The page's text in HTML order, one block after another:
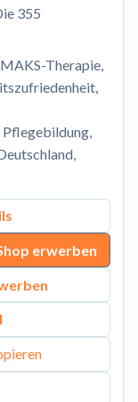
355
Therapie,
erwerben